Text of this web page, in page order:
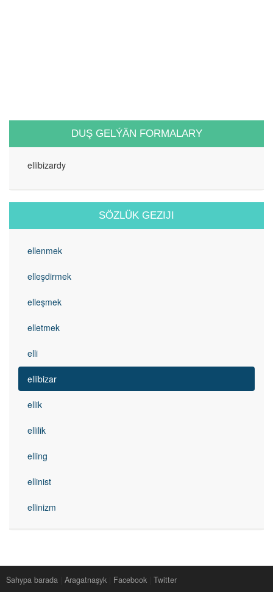
DUŞ GELÝÄN FORMALARY
ellibizardy
SÖZLÜK GEZIJI
ellenmek
elleşdirmek
elleşmek
elletmek
elli
ellibizar
ellik
ellilik
elling
ellinist
ellinizm
Sahypa barada Aragatnaşyk Facebook
Twitter